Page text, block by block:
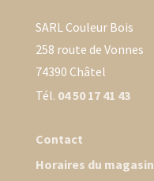
SARL Couleur Bois
258 route de Vonnes
74390 Châtel
Tél. 04 50 17 41 43
Contact
Horaires du magasin